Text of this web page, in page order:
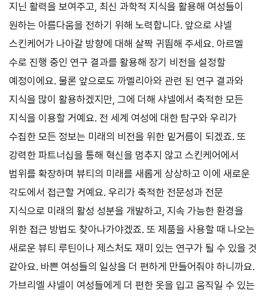
지닌 활력을 보여주고, 최신 과학적 지식을 활용해 여성들이
원하는 아름다움을 전하기 위해 노력합니다. 앞으로 샤넬
스킨케어가 나아갈 방향에 대해 살짝 귀띔해 주세요. 아르멜
수로 진행 중인 연구 결과를 활용해 장기 비전을 설정할
예정이에요. 물론 앞으로도 까멜리아와 관련 된 연구 결과와
지식을 많이 활용하겠지만, 그에 더해 샤넬에서 축적한 모든
지식을 이용할 거예요. 전 세계 여성에 대한 탐구와 우리가
수집한 모든 정보는 미래의 비전을 위한 밑거름이 되겠죠. 또
강력한 파트너십을 통해 혁신을 멈추지 않고 스킨케어에서
범위를 확장하며 뷰티의 미래를 새롭게 상상하고 이에 새로운
각도에서 접근할 거예요. 우리가 축적한 전문성과 전문
지식으로 미래의 활성 성분을 개발하고, 지속 가능한 환경을
위한 접근 방법도 찾아나가야겠죠. 또 제품을 사용할 때 나오는
새로운 뷰티 루틴이나 제스처도 재미 있는 연구가 될 수 있을 것
같아요. 바쁜 여성들의 일상을 더 편하게 만들어줘야 하니까요.
가브리엘 샤넬이 여성들에게 더 편한 옷을 입고 움직일 수 있는